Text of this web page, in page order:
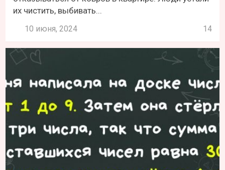
их чистить, выбивать...
10 июня, 2024 14